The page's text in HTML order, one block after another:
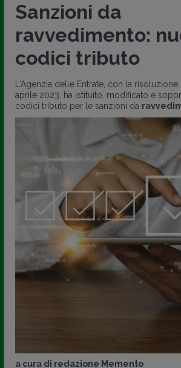
Sanzioni da
ravvedimento:
codici tributo
L'Agenzia delle Entrate, con la
aprile 2023, ha istituito, modificato e
codici tributo per le sanzioni da
a cura di redazione Memento